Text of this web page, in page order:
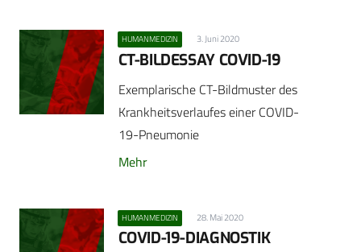
HUMANMEDIZIN 3. Juni 2020
CT-BILDESSAY COVID-19
Exemplarische CT-Bildmuster des
Krankheitsverlaufes einer COVID-
19-Pneumonie
Mehr
HUMANMEDIZIN 28. Mai 2020
COVID-19-DIAGNOSTIK